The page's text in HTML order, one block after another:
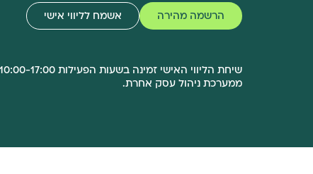
הרשמה מהירה אשמח לליווי אישי
ממערכת ניהול עסק אחרת.